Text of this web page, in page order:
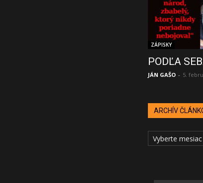
ZÁPISKY
PODĽA
JÁN GAŠO - 5.
ARCHÍV
ARCHÍV
ČLÁNKOV